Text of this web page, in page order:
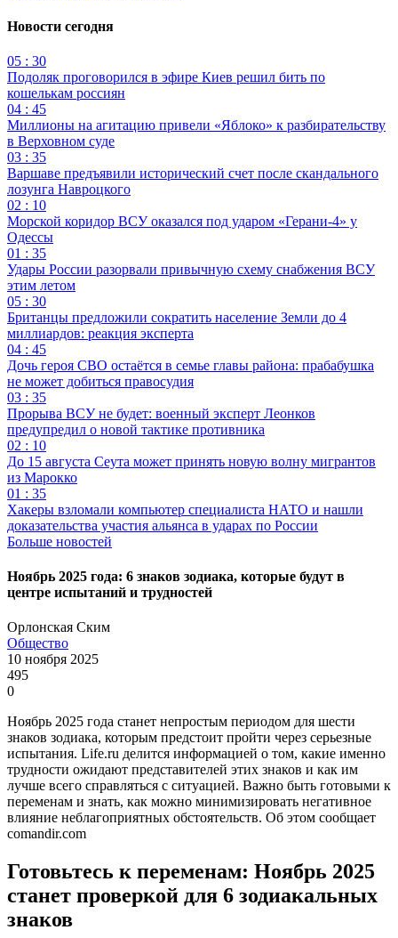
Новости сегодня
05 : 30
Подоляк проговорился в эфире Киев решил бить по
кошелькам россиян
04 : 45
Миллионы на агитацию привели «Яблоко» к разбирательству
в Верховном суде
03 : 35
Варшаве предъявили исторический счет после скандального
лозунга Навроцкого
02 : 10
Морской коридор ВСУ оказался под ударом «Герани-4» у
Одессы
01 : 35
Удары России разорвали привычную схему снабжения ВСУ
этим летом
05 : 30
Британцы предложили сократить население Земли до 4
миллиардов: реакция эксперта
04 : 45
Дочь героя СВО остаётся в семье главы района: прабабушка
не может добиться правосудия
03 : 35
Прорыва ВСУ не будет: военный эксперт Леонков
предупредил о новой тактике противника
02 : 10
До 15 августа Сеута может принять новую волну мигрантов
из Марокко
01 : 35
Хакеры взломали компьютер специалиста НАТО и нашли
доказательства участия альянса в ударах по России
Больше новостей
Ноябрь 2025 года: 6 знаков зодиака, которые будут в
центре испытаний и трудностей
Орлонская Ским
Общество
10 ноября 2025
495
0
Ноябрь 2025 года станет непростым периодом для шести
знаков зодиака, которым предстоит пройти через серьезные
испытания. Life.ru делится информацией о том, какие именно
трудности ожидают представителей этих знаков и как им
лучше всего справляться с ситуацией. Важно быть готовыми к
переменам и знать, как можно минимизировать негативное
влияние неблагоприятных обстоятельств. Об этом сообщает
comandir.com
Готовьтесь к переменам: Ноябрь 2025
станет проверкой для 6 зодиакальных
знаков